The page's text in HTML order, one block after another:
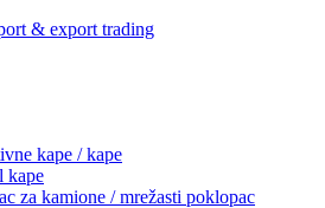
kape / kape
kape
za kamione / mrežasti poklopac